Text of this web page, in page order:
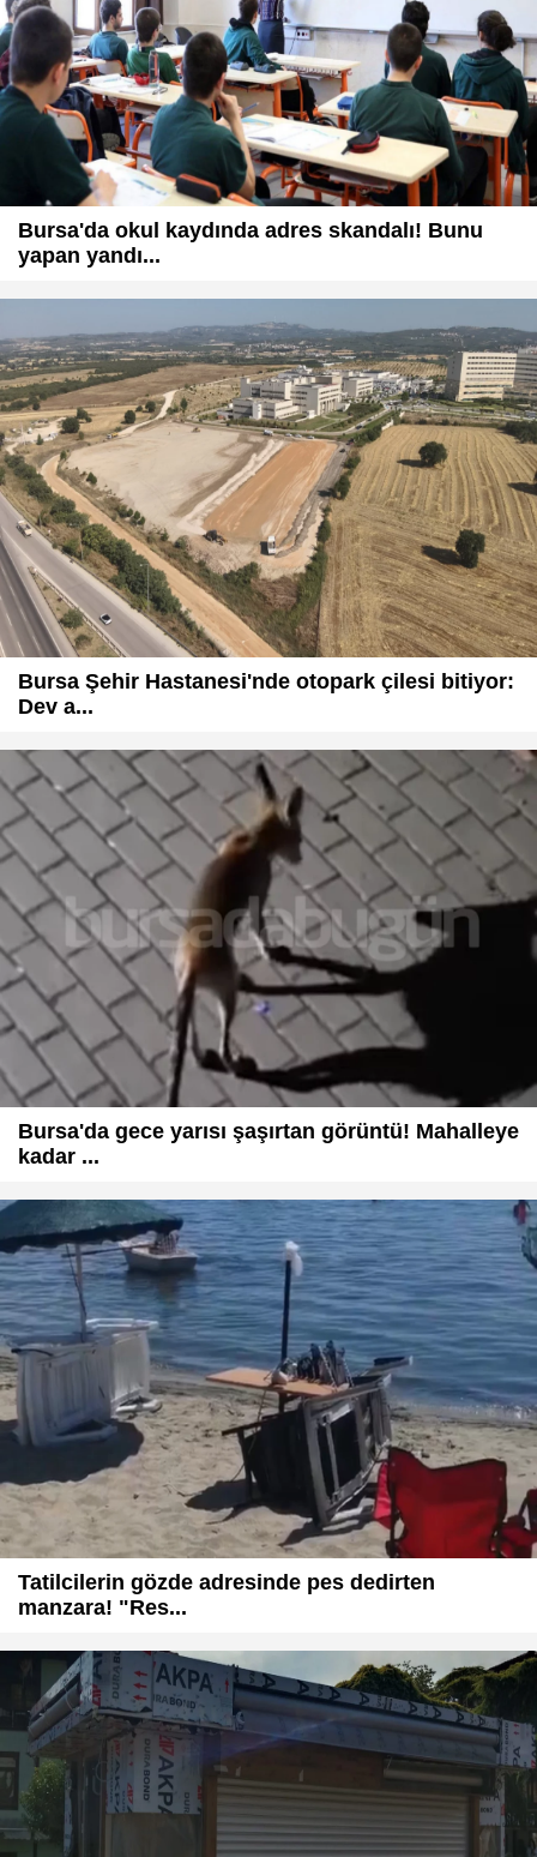
Bursa'da okul kaydında adres skandalı! Bunu
yapan yandı...
Bursa Şehir Hastanesi'nde otopark çilesi bitiyor:
Dev a...
Bursa'da gece yarısı şaşırtan görüntü! Mahalleye
kadar ...
Tatilcilerin gözde adresinde pes dedirten
manzara! "Res...